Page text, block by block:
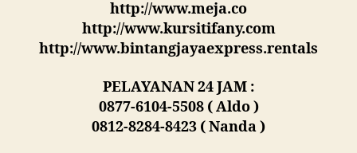
http://www.meja.co
http://www.kursitifany.com
http://www.bintangjayaexpress.rentals
PELAYANAN 24 JAM :
0877-6104-5508 ( Aldo )
0812-8284-8423 ( Nanda )